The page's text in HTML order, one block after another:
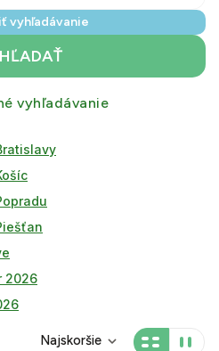
vyhľadávanie
vyhľadávanie
2026
Najskoršie